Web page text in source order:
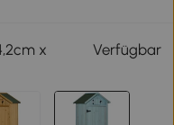
x
Verfügbar